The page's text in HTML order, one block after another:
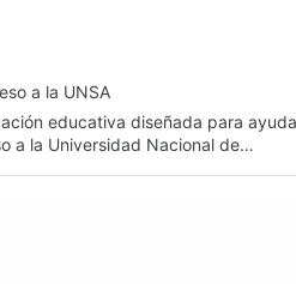
a la UNSA
educativa diseñada para
a la Universidad Nacional de…